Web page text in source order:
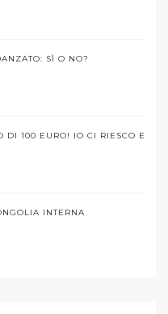
SÌ O NO?
DI 100 EURO! IO CI RIESCO E
INTERNA